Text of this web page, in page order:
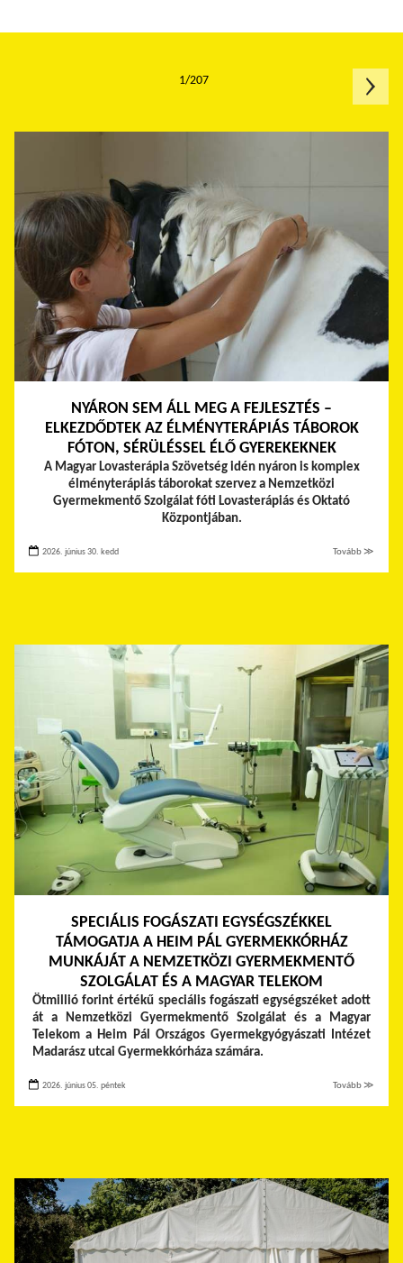
NYÁRON SEM ÁLL MEG A FEJLESZTÉS –
ELKEZDŐDTEK AZ ÉLMÉNYTERÁPIÁS TÁBOROK
FÓTON, SÉRÜLÉSSEL ÉLŐ GYEREKEKNEK
A Magyar Lovasterápia Szövetség idén nyáron is komplex
élményterápiás táborokat szervez a Nemzetközi
Gyermekmentő Szolgálat fóti Lovasterápiás és Oktató
Központjában.
2026. június 30. kedd Tovább ≫
SPECIÁLIS FOGÁSZATI EGYSÉGSZÉKKEL
TÁMOGATJA A HEIM PÁL GYERMEKKÓRHÁZ
MUNKÁJÁT A NEMZETKÖZI GYERMEKMENTŐ
SZOLGÁLAT ÉS A MAGYAR TELEKOM
Ötmillió forint értékű speciális fogászati egységszéket adott
át a Nemzetközi Gyermekmentő Szolgálat és a Magyar
Telekom a Heim Pál Országos Gyermekgyógyászati Intézet
Madarász utcai Gyermekkórháza számára.
2026. június 05. péntek Tovább ≫
1/207